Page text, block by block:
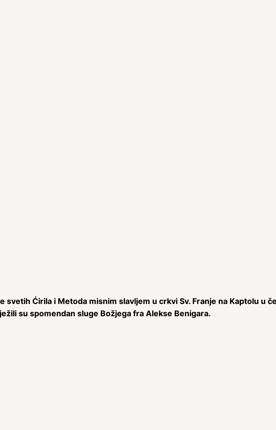
Ćirila i Metoda misnim slavljem u crkvi Sv. Franje na Kaptolu u
su spomendan sluge Božjega fra Alekse Benigara.